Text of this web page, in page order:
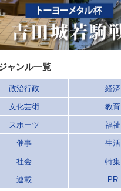
ャンル一覧
政治行政 経済
文化芸術 教育
スポーツ 福祉
催事 生活
社会 特集
連載 PR